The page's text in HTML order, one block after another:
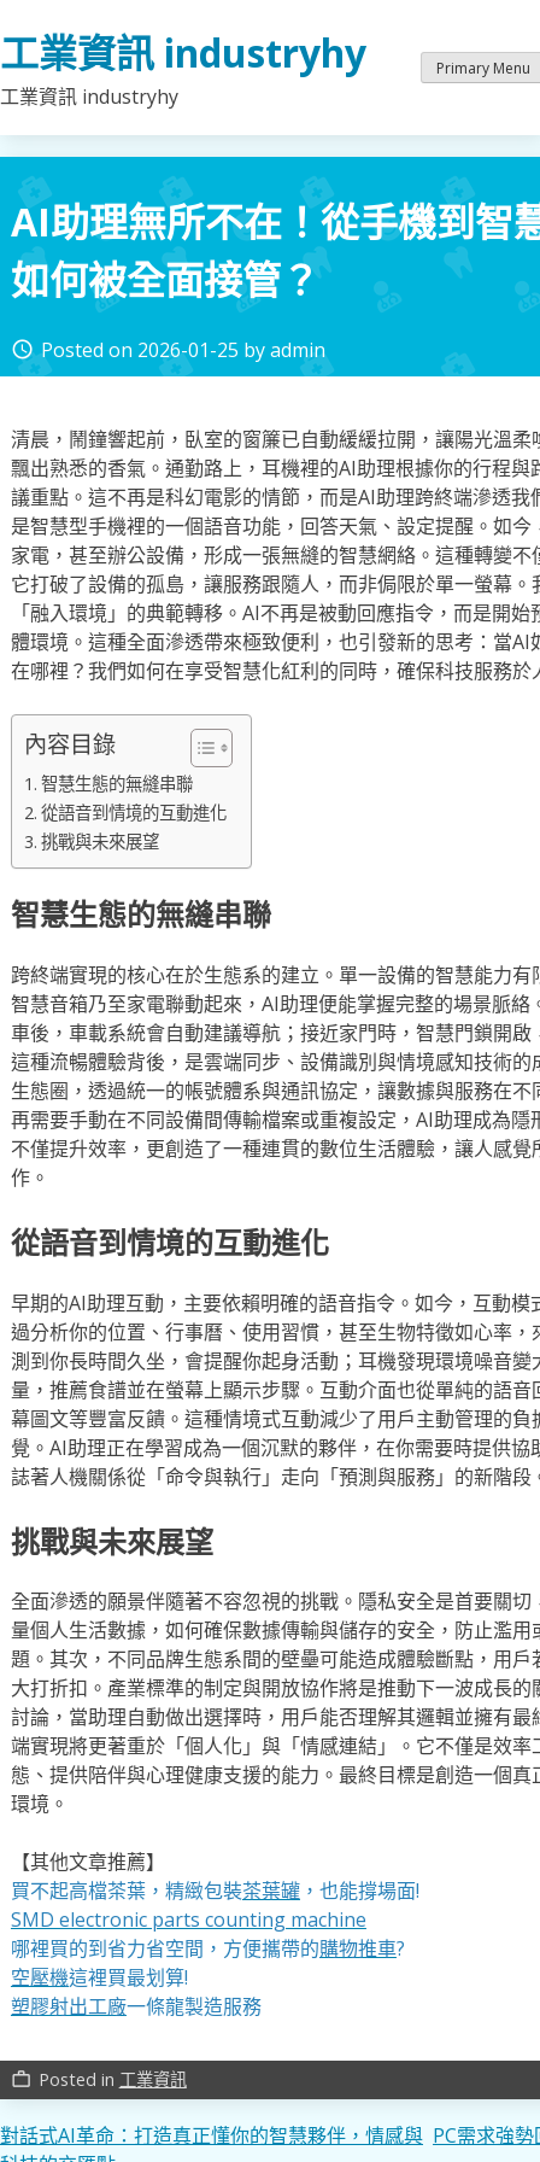
to
content
工業資訊 industryhy
工業資訊 industryhy
Primary Menu
AI助理無所不在！從手機到智
如何被全面接管？
access_time Posted on 2026-01-25 byadmin
清晨，鬧鐘響起前，臥室的窗簾已自動緩緩拉開，讓陽光溫
飄出熟悉的香氣。通勤路上，耳機裡的AI助理根據你的行程
議重點。這不再是科幻電影的情節，而是AI助理跨終端滲透
是智慧型手機裡的一個語音功能，回答天氣、設定提醒。如
家電，甚至辦公設備，形成一張無縫的智慧網絡。這種轉變
它打破了設備的孤島，讓服務跟隨人，而非侷限於單一螢幕
「融入環境」的典範轉移。AI不再是被動回應指令，而是開
體環境。這種全面滲透帶來極致便利，也引發新的思考：當
在哪裡？我們如何在享受智慧化紅利的同時，確保科技服務
內容目錄
智慧生態的無縫串聯
從語音到情境的互動進化
挑戰與未來展望
智慧生態的無縫串聯
跨終端實現的核心在於生態系的建立。單一設備的智慧能力
智慧音箱乃至家電聯動起來，AI助理便能掌握完整的場景脈
車後，車載系統會自動建議導航；接近家門時，智慧門鎖開
這種流暢體驗背後，是雲端同步、設備識別與情境感知技術
生態圈，透過統一的帳號體系與通訊協定，讓數據與服務在
再需要手動在不同設備間傳輸檔案或重複設定，AI助理成為
不僅提升效率，更創造了一種連貫的數位生活體驗，讓人感
作。
從語音到情境的互動進化
早期的AI助理互動，主要依賴明確的語音指令。如今，互動
過分析你的位置、行事曆、使用習慣，甚至生物特徵如心率
測到你長時間久坐，會提醒你起身活動；耳機發現環境噪音
量，推薦食譜並在螢幕上顯示步驟。互動介面也從單純的語
幕圖文等豐富反饋。這種情境式互動減少了用戶主動管理的
覺。AI助理正在學習成為一個沉默的夥伴，在你需要時提供
誌著人機關係從「命令與執行」走向「預測與服務」的新階段
挑戰與未來展望
全面滲透的願景伴隨著不容忽視的挑戰。隱私安全是首要關
量個人生活數據，如何確保數據傳輸與儲存的安全，防止濫
題。其次，不同品牌生態系間的壁壘可能造成體驗斷點，用
大打折扣。產業標準的制定與開放協作將是推動下一波成長
討論，當助理自動做出選擇時，用戶能否理解其邏輯並擁有
端實現將更著重於「個人化」與「情感連結」。它不僅是效
態、提供陪伴與心理健康支援的能力。最終目標是創造一個
環境。
【其他文章推薦】
買不起高檔茶葉，精緻包裝茶葉罐，也能撐場面!
SMD electronic parts counting machine
哪裡買的到省力省空間，方便攜帶的購物推車?
空壓機這裡買最划算!
塑膠射出工廠一條龍製造服務
work_outline Posted in 工業資訊
文
對話式AI革命：打造真正懂你的智慧夥伴，情感與 PC需求強